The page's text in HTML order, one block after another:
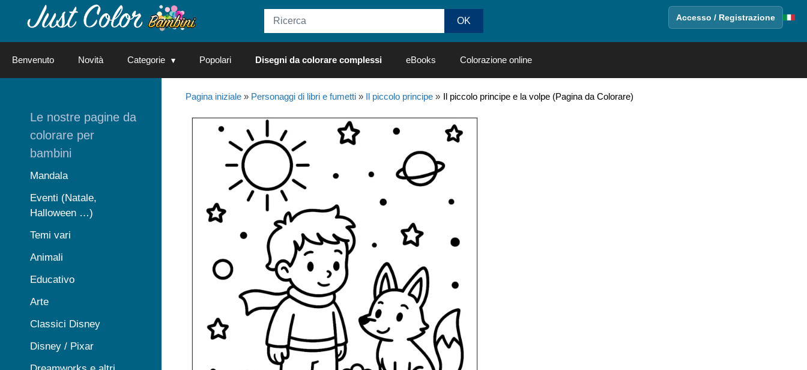
Accesso / Registrazione
Benvenuto Novità Categorie Popolari Disegni da colorare complessi eBooks Colorazione online
Pagina iniziale» Personaggi di libri e fumetti» Il piccolo principe» Il piccolo principe e la volpe (Pagina da Colorare)
Le nostre pagine da
colorare per
bambini
Mandala
Eventi (Natale,
Halloween …)
Temi vari
Animali
Educativo
Arte
Classici Disney
Disney / Pixar